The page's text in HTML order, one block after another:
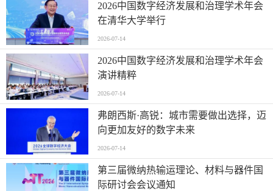
2026中国数字经济发展和治理学术年会
在清华大学举行
2026-07-14
2026中国数字经济发展和治理学术年会
演讲精粹
2026-07-14
弗朗西斯·高锐：城市需要做出选择，迈
向更加友好的数字未来
2026-07-14
第三届微纳热输运理论、材料与器件国
际研讨会会议通知